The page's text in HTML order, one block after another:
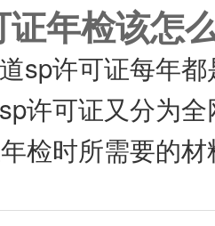
证年检该怎
sp许可证每年
许可证又分为
检时所需要的